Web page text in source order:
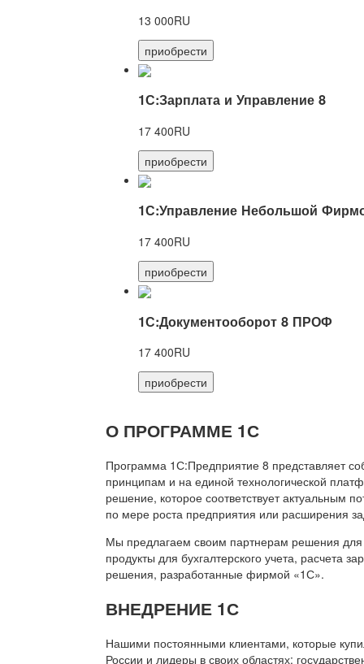
13 000RU
приобрести
1С:Зарплата и Управление 8
17 400RU
приобрести
1С:Управление Небольшой
17 400RU
приобрести
1С:Документооборот 8 ПРОФ
17 400RU
приобрести
О ПРОГРАММЕ 1С
Программа 1С:Предприятие 8 представляет
принципам и на единой технологической
решение, которое соответствует актуальным
по мере роста предприятия или расширения
Мы предлагаем своим партнерам решения для
продукты для бухгалтерского учета, расчета
решения, разработанные фирмой «1С».
ВНЕДРЕНИЕ 1С
Нашими постоянными клиентами, которые
России и лидеры в своих областях: